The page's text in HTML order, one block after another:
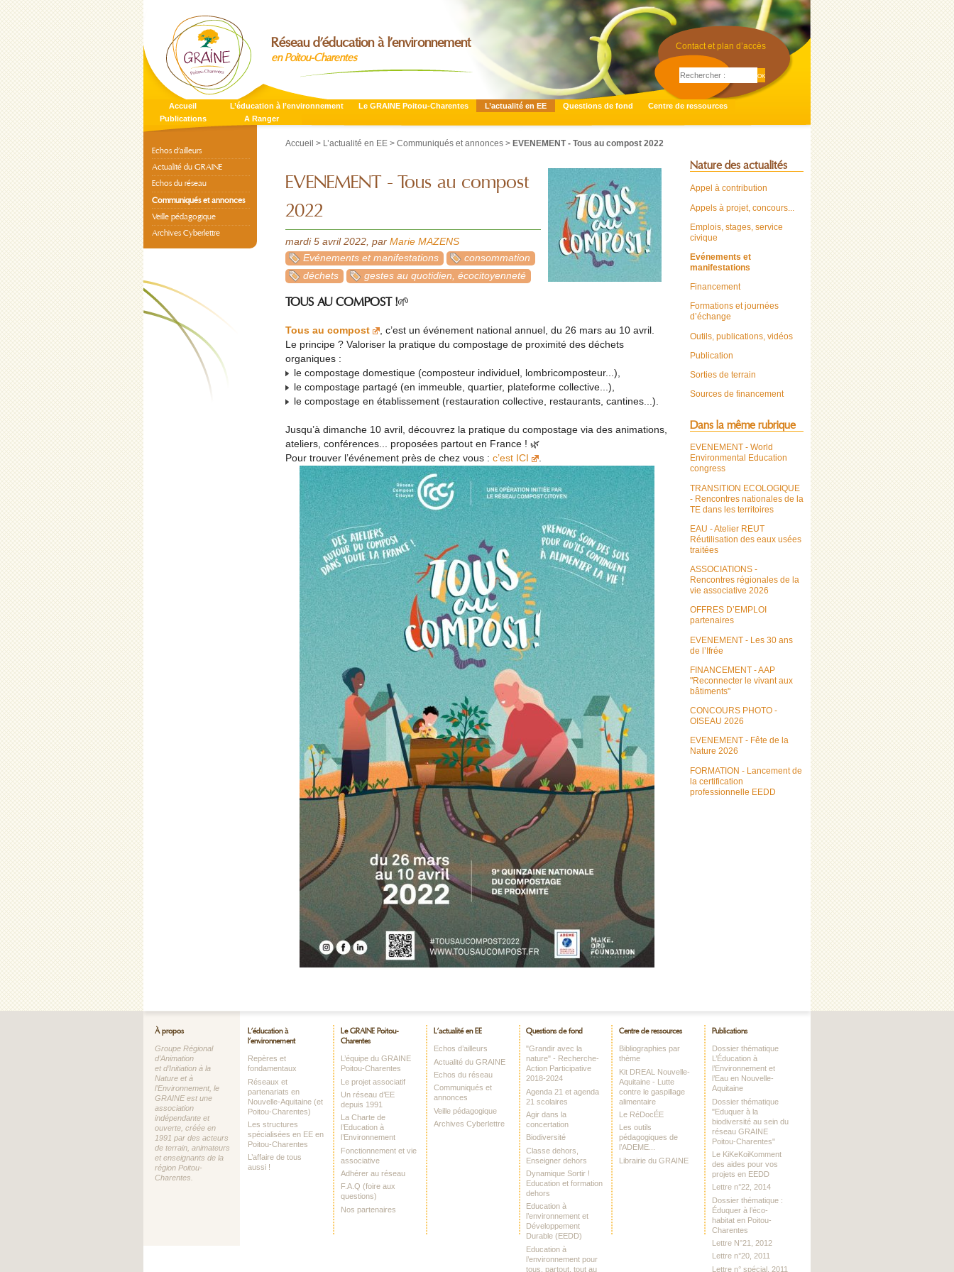
Réseau d’éducation à l’environnement
en Poitou-Charentes
Contact et plan d’accès
Accueil L’éducation à l’environnement Le GRAINE Poitou-Charentes L’actualité en EE Questions de fond
Centre de ressources
Publications
A Ranger
Accueil > L’actualité en EE > Communiqués et annonces > EVENEMENT - Tous au compost 2022
EVENEMENT - Tous au compost
2022
mardi 5 avril 2022, par Marie MAZENS
Evénements et manifestations
consommation
déchets
gestes au quotidien, écocitoyenneté
TOUS AU COMPOST !🌱
Tous au compost
, c’est un événement national annuel, du 26 mars au 10 avril.
Le principe ? Valoriser la pratique du compostage de proximité des déchets
organiques :
le compostage domestique (composteur individuel, lombricomposteur...),
le compostage partagé (en immeuble, quartier, plateforme collective...),
le compostage en établissement (restauration collective, restaurants, cantines...).
Jusqu’à dimanche 10 avril, découvrez la pratique du compostage via des animations,
ateliers, conférences... proposées partout en France ! 🌿
Pour trouver l’événement près de chez vous : c’est ICI .
Echos d’ailleurs
Actualité du GRAINE
Echos du réseau
Communiqués et annonces
Veille pédagogique
Archives Cyberlettre
Nature des actualités
Appel à contribution
Appels à projet, concours...
Emplois, stages, service
civique
Evénements et
manifestations
Financement
Formations et journées
d’échange
Outils, publications, vidéos
Publication
Sorties de terrain
Sources de financement
Dans la même rubrique
EVENEMENT - World
Environmental Education
congress
TRANSITION ECOLOGIQUE
- Rencontres nationales de la
TE dans les territoires
EAU - Atelier REUT
Réutilisation des eaux usées
traitées
ASSOCIATIONS -
Rencontres régionales de la
vie associative 2026
OFFRES D’EMPLOI
partenaires
EVENEMENT - Les 30 ans
de l’Ifrée
FINANCEMENT - AAP
"Reconnecter le vivant aux
bâtiments"
CONCOURS PHOTO -
OISEAU 2026
EVENEMENT - Fête de la
Nature 2026
FORMATION - Lancement de
la certification
professionnelle EEDD
À propos
Groupe Régional
d’Animation
et d’Initiation à la
Nature et à
l’Environnement, le
GRAINE est une
association
indépendante et
ouverte, créée en
1991 par des acteurs
de terrain, animateurs
et enseignants de la
région Poitou-
Charentes.
L’éducation à
l’environnement
Repères et
fondamentaux
Réseaux et
partenariats en
Nouvelle-Aquitaine (et
Poitou-Charentes)
Les structures
spécialisées en EE en
Poitou-Charentes
L’affaire de tous
aussi !
Le GRAINE Poitou-
Charentes
L’équipe du GRAINE
Poitou-Charentes
Le projet associatif
Un réseau d’EE
depuis 1991
La Charte de
l’Education à
l’Environnement
Fonctionnement et vie
associative
Adhérer au réseau
F.A.Q (foire aux
questions)
Nos partenaires
L’actualité en EE
Echos d’ailleurs
Actualité du GRAINE
Echos du réseau
Communiqués et
annonces
Veille pédagogique
Archives Cyberlettre
Questions de fond
"Grandir avec la
nature" - Recherche-
Action Participative
2018-2024
Agenda 21 et agenda
21 scolaires
Agir dans la
concertation
Biodiversité
Classe dehors,
Enseigner dehors
Dynamique Sortir !
Education et formation
dehors
Education à
l’environnement et
Développement
Durable (EEDD)
Education à
l’environnement pour
tous, partout, tout au
Centre de ressources
Bibliographies par
thème
Kit DREAL Nouvelle-
Aquitaine - Lutte
contre le gaspillage
alimentaire
Le RéDocÉE
Les outils
pédagogiques de
l’ADEME...
Librairie du GRAINE
Publications
Dossier thématique
L’Éducation à
l’Environnement et
l’Eau en Nouvelle-
Aquitaine
Dossier thématique
"Eduquer à la
biodiversité au sein du
réseau GRAINE
Poitou-Charentes"
Le KiKeKoiKomment
des aides pour vos
projets en EEDD
Lettre n°22, 2014
Dossier thématique :
Éduquer à l’éco-
habitat en Poitou-
Charentes
Lettre N°21, 2012
Lettre n°20, 2011
Lettre n° spécial, 2011